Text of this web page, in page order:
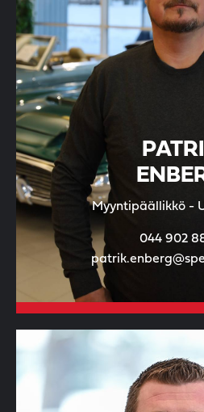
Myyntipäällikkö -
044 902